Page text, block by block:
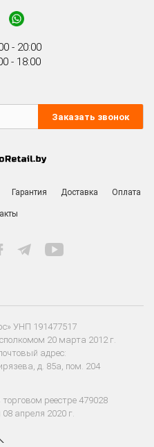
- 20:00
- 18:00
Заказать звонок
Гарантия Доставка Оплата
УНП 191477517
20 марта 2012 г.
адрес:
д. 85а, пом. 204
реестре 479028
апреля 2020 г.